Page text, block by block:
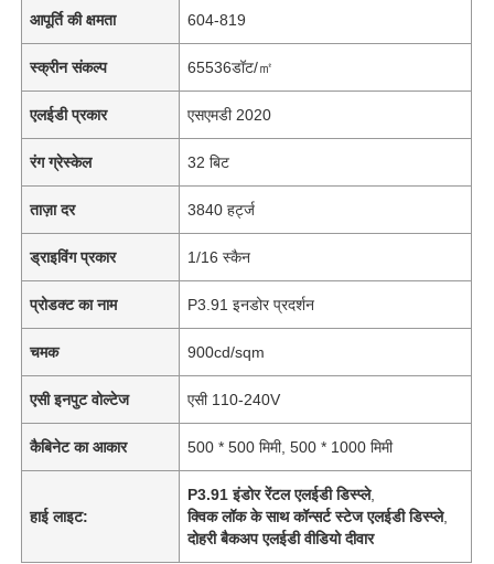
आपूर्ति की क्षमता 604-819
स्क्रीन संकल्प 65536डॉट/㎡
एलईडी प्रकार एसएमडी 2020
रंग ग्रेस्केल 32 बिट
ताज़ा दर 3840 हर्ट्ज
ड्राइविंग प्रकार 1/16 स्कैन
प्रोडक्ट का नाम P3.91 इनडोर प्रदर्शन
चमक 900cd/sqm
एसी इनपुट वोल्टेज एसी 110-240V
कैबिनेट का आकार 500 * 500 मिमी, 500 * 1000 मिमी
हाई लाइट:
P3.91 इंडोर रेंटल एलईडी डिस्प्ले,
क्विक लॉक के साथ कॉन्सर्ट स्टेज एलईडी डिस्प्ले,
दोहरी बैकअप एलईडी वीडियो दीवार